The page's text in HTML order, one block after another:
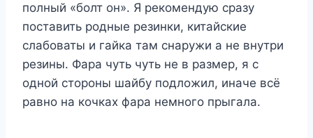
полный «болт он». Я рекомендую сразу
поставить родные резинки, китайские
слабоваты и гайка там снаружи а не внутри
резины. Фара чуть чуть не в размер, я с
одной стороны шайбу подложил, иначе всё
равно на кочках фара немного прыгала.